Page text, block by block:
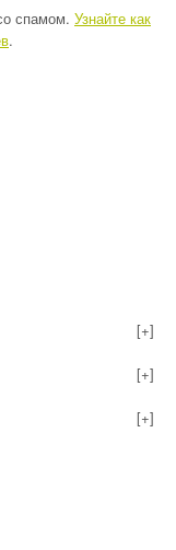
спамом. Узнайте как
.
[+]
[+]
[+]